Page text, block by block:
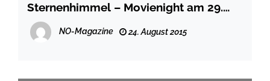
Sternenhimmel – Movienight am 29.
August
NO-Magazine 24. August 2015